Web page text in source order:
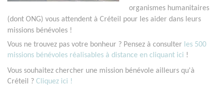
organismes humanitaires
(dont ONG) vous attendent à Créteil pour les aider dans leurs
missions bénévoles !
Vous ne trouvez pas votre bonheur ? Pensez à consulter les 500
missions bénévoles réalisables à distance en cliquant ici !
Vous souhaitez chercher une mission bénévole ailleurs qu'à
Créteil ? Cliquez ici !